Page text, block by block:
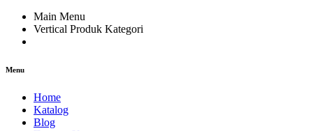
Main Menu
Vertical Produk Kategori
Menu
Home
Katalog
Blog